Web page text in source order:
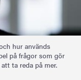
hur används
på frågor som gör
ta reda på mer.